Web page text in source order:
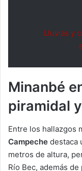
Lluvias y
Minanbé
piramidal
Entre los hallazgos
Campeche destaca
metros de altura,
Río Bec, además